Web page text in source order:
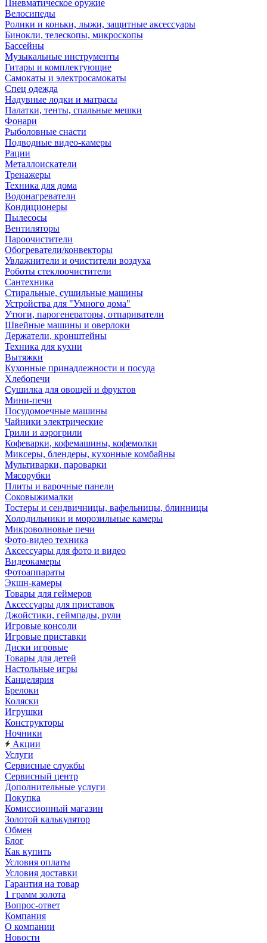
Пневматическое оружие
Велосипеды
Ролики и коньки, лыжи, защитные аксессуары
Бинокли, телескопы, микроскопы
Бассейны
Музыкальные инструменты
Гитары и комплектующие
Самокаты и электросамокаты
Спец одежда
Надувные лодки и матрасы
Палатки, тенты, спальные мешки
Фонари
Рыболовные снасти
Подводные видео-камеры
Рации
Металлоискатели
Тренажеры
Техника для дома
Водонагреватели
Кондиционеры
Пылесосы
Вентиляторы
Пароочистители
Обогреватели/конвекторы
Увлажнители и очистители воздуха
Роботы стеклоочистители
Сантехника
Стиральные, сушильные машины
Устройства для "Умного дома"
Утюги, парогенераторы, отпариватели
Швейные машины и оверлоки
Держатели, кронштейны
Техника для кухни
Вытяжки
Кухонные принадлежности и посуда
Хлебопечи
Сушилка для овощей и фруктов
Мини-печи
Посудомоечные машины
Чайники электрические
Грили и аэрогрили
Кофеварки, кофемашины, кофемолки
Миксеры, блендеры, кухонные комбайны
Мультиварки, пароварки
Мясорубки
Плиты и варочные панели
Соковыжималки
Тостеры и сендвичницы, вафельницы, блинницы
Холодильники и морозильные камеры
Микроволновые печи
Фото-видео техника
Аксессуары для фото и видео
Видеокамеры
Фотоаппараты
Экшн-камеры
Товары для геймеров
Аксессуары для приставок
Джойстики, геймпады, рули
Игровые консоли
Игровые приставки
Диски игровые
Товары для детей
Настольные игры
Канцелярия
Брелоки
Коляски
Игрушки
Конструкторы
Ночники
Акции
Услуги
Сервисные службы
Сервисный центр
Дополнительные услуги
Покупка
Комиссионный магазин
Золотой калькулятор
Обмен
Блог
Как купить
Условия оплаты
Условия доставки
Гарантия на товар
1 грамм золота
Вопрос-ответ
Компания
О компании
Новости